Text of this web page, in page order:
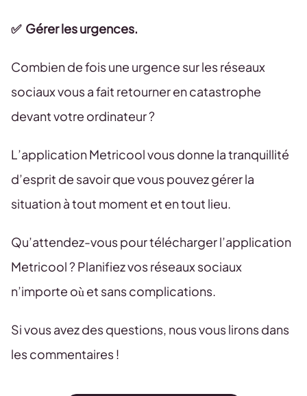
✅ Gérer les urgences.
Combien de fois une urgence sur les réseaux
sociaux vous a fait retourner en catastrophe
devant votre ordinateur ?
L’application Metricool vous donne la tranquillité
d’esprit de savoir que vous pouvez gérer la
situation à tout moment et en tout lieu.
Qu’attendez-vous pour télécharger l’application
Metricool ? Planifiez vos réseaux sociaux
n’importe où et sans complications.
Si vous avez des questions, nous vous lirons dans
les commentaires !